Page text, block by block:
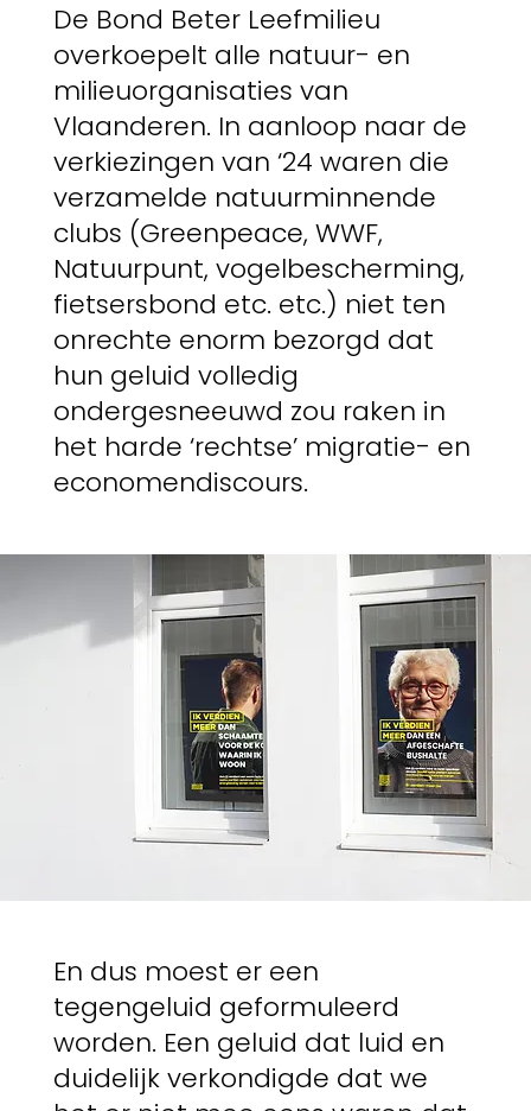
De Bond Beter Leefmilieu
overkoepelt alle natuur- en
milieuorganisaties van
Vlaanderen. In aanloop naar de
verkiezingen van ‘24 waren die
verzamelde natuurminnende
clubs (Greenpeace, WWF,
Natuurpunt, vogelbescherming,
fietsersbond etc. etc.) niet ten
onrechte enorm bezorgd dat
hun geluid volledig
ondergesneeuwd zou raken in
het harde ‘rechtse’ migratie- en
economendiscours.
En dus moest er een
tegengeluid geformuleerd
worden. Een geluid dat luid en
duidelijk verkondigde dat we